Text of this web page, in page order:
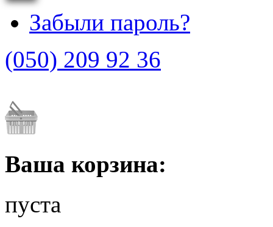
Забыли пароль?
(050) 209 92 36
Ваша корзина:
пуста